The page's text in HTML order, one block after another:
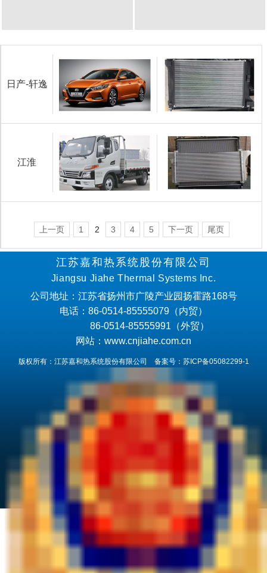
日产-轩逸
江淮
上一页 1 2 3 4 5 下一页 尾页
江苏嘉和热系统股份有限公司
Jiangsu Jiahe Thermal Systems Inc.
公司地址：江苏省扬州市广陵产业园扬霍路168号
电话：86-0514-85555079（内贸）
86-0514-85555991（外贸）
网站：www.cnjiahe.com.cn
版权所有：江苏嘉和热系统股份有限公司 备案号： 苏ICP备05082299-1